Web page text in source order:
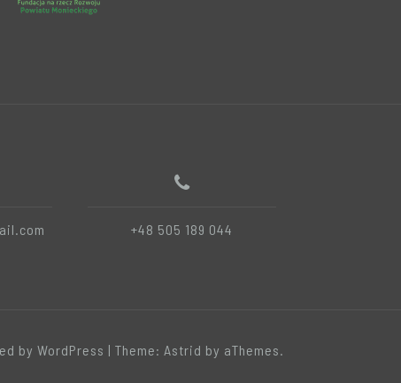
+48 505 189 044
by WordPress | Theme: Astrid by aThemes.